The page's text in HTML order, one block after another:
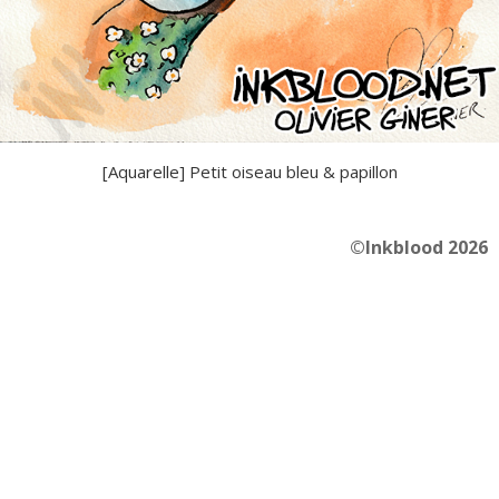
[Aquarelle] Petit oiseau bleu & papillon
©Inkblood 2026